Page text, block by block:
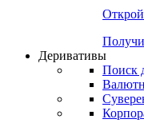
Деривативы
Поиск